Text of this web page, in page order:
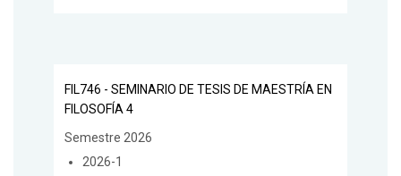
FIL746 - SEMINARIO DE TESIS DE MAESTRÍA EN
FILOSOFÍA 4
Semestre 2026
2026-1